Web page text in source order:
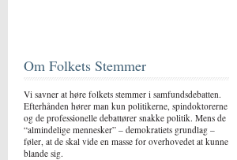
Om Folkets Stemmer
Vi savner at høre folkets stemmer i samfundsdebatten.
Efterhånden hører man kun politikerne, spindoktorerne
og de professionelle debattører snakke politik. Mens de
“almindelige mennesker” – demokratiets grundlag –
føler, at de skal vide en masse for overhovedet at kunne
blande sig.